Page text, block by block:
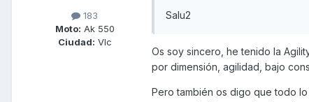
183
Moto: Ak 550
Ciudad: Vlc
Salu2
Os soy sincero, he tenido la
por dimensión, agilidad, bajo
Pero también os digo que todo